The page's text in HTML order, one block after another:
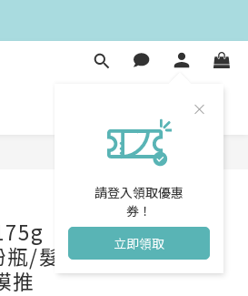
請登入領取優惠
券！
立即領取
｜
/髮
推